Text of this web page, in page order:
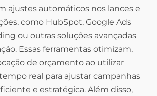
ajustes automáticos nos lances e
como HubSpot, Google Ads
ou outras soluções avançadas
Essas ferramentas otimizam,
de orçamento ao utilizar
real para ajustar campanhas
e estratégica. Além disso,